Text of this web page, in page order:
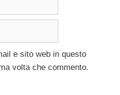
e sito web in questo
volta che commento.